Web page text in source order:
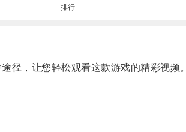
排行
，让您轻松观看这款游戏的精彩视频。